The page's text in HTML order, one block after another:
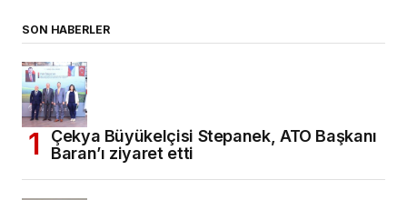
SON HABERLER
Çekya Büyükelçisi Stepanek, ATO Başkanı
Baran’ı ziyaret etti